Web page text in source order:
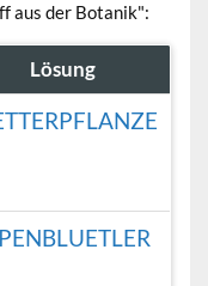
aus der Botanik":
Lösung